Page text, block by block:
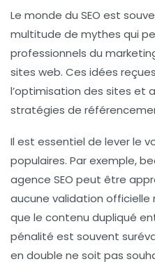
Le monde du SEO est
multitude de mythes qui
professionnels du
sites web. Ces idées
l’optimisation des sites et
stratégies de
Il est essentiel de lever le
populaires. Par exemple,
agence SEO peut être
aucune validation officielle
que le contenu dupliqué
pénalité est souvent
en double ne soit pas